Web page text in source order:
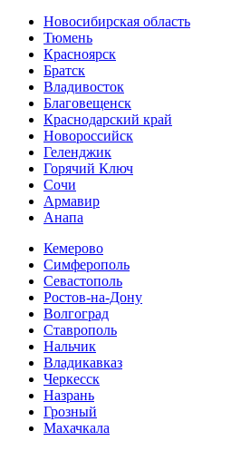
Новосибирская область
Тюмень
Красноярск
Братск
Владивосток
Благовещенск
Краснодарский край
Новороссийск
Геленджик
Горячий Ключ
Сочи
Армавир
Анапа
Кемерово
Симферополь
Севастополь
Ростов-на-Дону
Волгоград
Ставрополь
Нальчик
Владикавказ
Черкесск
Назрань
Грозный
Махачкала